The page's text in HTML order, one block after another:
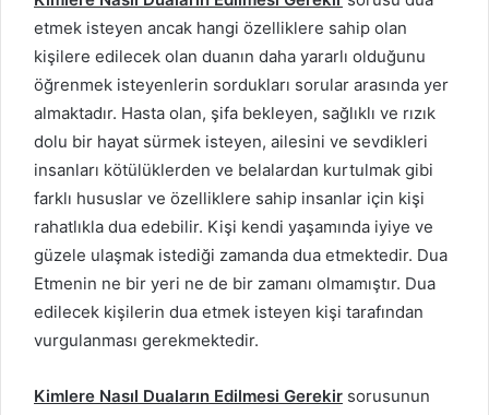
etmek isteyen ancak hangi özelliklere sahip olan
kişilere edilecek olan duanın daha yararlı olduğunu
öğrenmek isteyenlerin sordukları sorular arasında yer
almaktadır. Hasta olan, şifa bekleyen, sağlıklı ve rızık
dolu bir hayat sürmek isteyen, ailesini ve sevdikleri
insanları kötülüklerden ve belalardan kurtulmak gibi
farklı hususlar ve özelliklere sahip insanlar için kişi
rahatlıkla dua edebilir. Kişi kendi yaşamında iyiye ve
güzele ulaşmak istediği zamanda dua etmektedir. Dua
Etmenin ne bir yeri ne de bir zamanı olmamıştır. Dua
edilecek kişilerin dua etmek isteyen kişi tarafından
vurgulanması gerekmektedir.
Kimlere Nasıl Duaların Edilmesi Gerekir sorusunun